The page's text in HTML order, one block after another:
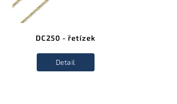
DC250 - řetízek
Detail